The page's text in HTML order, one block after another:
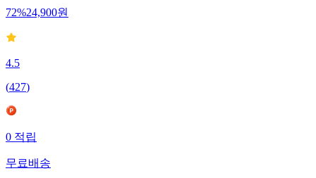
72%24,900원
4.5
(427)
0적립
무료배송